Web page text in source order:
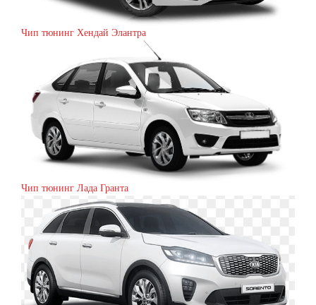
Чип тюнинг Хендай Элантра
Чип тюнинг Лада Гранта